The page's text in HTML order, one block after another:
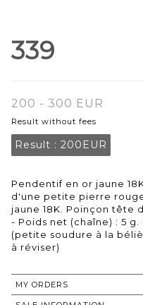
339
200 - 300 EUR
Result without fees
Result : 200EUR
Pendentif en or jaune
d'une petite pierre
jaune 18K. Poinçon tête
- Poids net (chaîne) : 5 g.
(petite soudure à la
à réviser)
MY ORDERS